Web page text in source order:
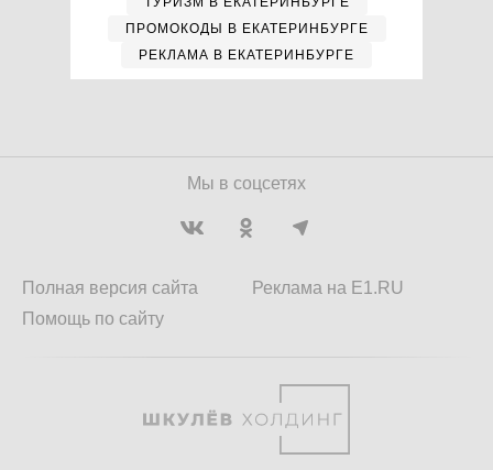
ПРОМОКОДЫ В ЕКАТЕРИНБУРГЕ
РЕКЛАМА В ЕКАТЕРИНБУРГЕ
Мы в соцсетях
Полная версия сайта
Помощь по сайту
Реклама на E1.RU